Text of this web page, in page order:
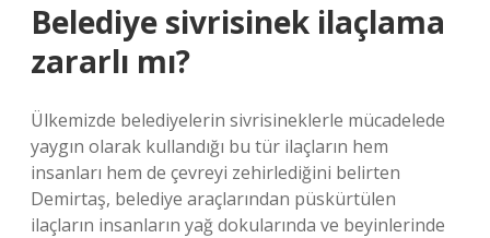
Belediye sivrisinek ilaçlama
zararlı mı?
Ülkemizde belediyelerin sivrisineklerle mücadelede
yaygın olarak kullandığı bu tür ilaçların hem
insanları hem de çevreyi zehirlediğini belirten
Demirtaş, belediye araçlarından püskürtülen
ilaçların insanların yağ dokularında ve beyinlerinde